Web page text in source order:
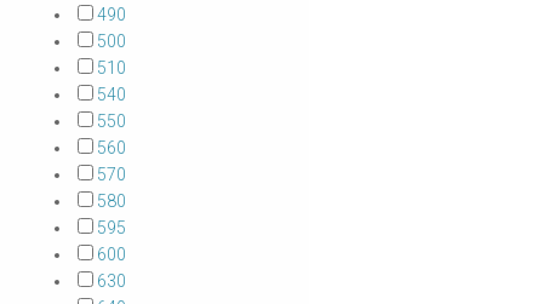
490
500
510
540
550
560
570
580
595
600
630